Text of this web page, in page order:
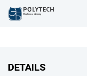
DETAILS